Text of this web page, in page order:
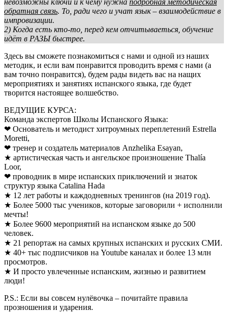
обратная связь. То, ради чего и учат язык – взаимодействие в
импровизации.
2) Когда есть кто-то, перед кем отчитываеться, обучение
идёт в РАЗЫ быстрее.
Здесь вы сможете познакомиться с нами и одной из наших
методик, и если вам понравится проводить время с нами (а
вам точно понравится), будем рады видеть вас на нащих
мероприятиях и занятиях испанского языка, где будет
творится настоящее волшебство.
ВЕДУЩИЕ КУРСА:
Команда экспертов Школы Испанского Языка:
❤ Основатель и методист хитроумных переплетений Estrella
Moretti,
❤ тренер и создатель материалов Anzhelika Esayan,
★ артистическая часть и ангельское произношение Thalía
Loor,
❤ проводник в мире испанских приключений и знаток
структур языка Catalina Hada
★ 12 лет работы и каждодневных тренингов (на 2019 год).
★ Более 5000 тыс учеников, которые заговорили + исполнили
мечты!
★ Более 9600 мероприятий на испанском языке до 500
человек.
★ 21 репортаж на самых крупных испанских и русских СМИ.
★ 40+ тыс подписчиков на Youtube каналах и более 13 млн
просмотров.
★ И просто увлеченные испанским, жизнью и развитием
люди!
P.S.: Если вы совсем нулёвочка – почитайте правила
прозношения и ударения.